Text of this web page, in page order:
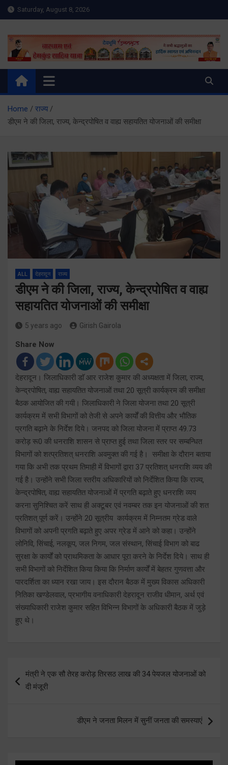
Skip
to
Saturday, August 8, 2026
Meru Raibar | Uttarakhand
News | Uttarkashi News
meruraibar.com
Home
राज्य
डीएम ने की जिला, राज्य, केन्द्रपोषित व वाह्य सहायतित योजनाओं की समीक्षा
ALL देहरादून राज्य
डीएम ने की जिला, राज्य, केन्द्रपोषित व वाह्य
सहायतित योजनाओं की समीक्षा
5 years ago Girish Gairola
Share Now
देहरादून। जिलाधिकारी डाॅ आर राजेश कुमार की अध्यक्षता में जिला, राज्य,
केन्द्रपोषित, वाह्य सहायतित योजनाओं तथा 20 सूत्री कार्यक्रम की समीक्षा
बैठक आयोजित की गयी। जिलाधिकारी ने जिला योजना तथा 20 सूत्री
कार्यक्रम में सभी विभागों को तेजी से अपने कार्यों की वित्तीय और भौतिक
प्रगति बढ़ाने के निर्देश दिये। जनपद को जिला योजना में प्राप्त 49.73
करोड़ रू0 की धनराशि शासन से प्राप्त हुई तथा जिला स्तर पर सम्बन्धित
विभागों को शत्प्रतिशत् धनराशि अवमुक्त की गई है। समीक्षा के दौरान बताया
गया कि अभी तक प्रथम तिमाही में विभागों द्वारा 37 प्रतिशत् धनराशि व्यय की
गई है। उन्होंने सभी जिला स्तरीय अधिकारियों को निर्देशित किया कि राज्य,
केन्द्रपोषित, वाह्य सहायतित योजनाओं में प्रगति बढ़ाते हुए धनराशि व्यय
करना सुनिश्चित करें साथ ही अक्टूबर एवं नवम्बर तक इन योजनाओं की शत
प्रतिशत् पूर्ण करें। उन्होंने 20 सूत्रीय कार्यक्रम में निम्नतम ग्रेड वाले
विभागों को अपनी प्रगति बढ़ाते हुए अपर ग्रेड में आने को कहा। उन्होंने
लोनिवि, सिंचाई, नलकूप, जल निगम, जल संस्थान, सिंचाई विभाग को बाढ
सुरक्षा के कार्यों को प्राथमिकता के आधार पूरा करने के निर्देश दिये। साथ ही
सभी विभागों को निर्देशित किया किया कि निर्माण कार्यों में बेहतर गुणवत्ता और
पारदर्शिता का ध्यान रखा जाय। इस दौरान बैठक में मुख्य विकास अधिकारी
नितिका खण्डेलवाल, प्रभागीय वनाधिकारी देहरादून राजीव धीमान, अर्थ एवं
संख्याधिकारी राजेश कुमार सहित विभिन्न विभागों के अधिकारी बैठक में जुड़े
हुए थे।
navigation
मंत्री ने एक सौ तेरह करोड़ तिरसठ लाख की 34 पेयजल योजनाओं को
दी मंजूरी
डीएम ने जनता मिलन में सुनीं जनता की समस्याएं